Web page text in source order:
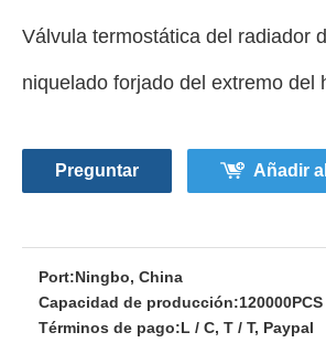
Válvula termostática del radiador
niquelado forjado del extremo del
Preguntar Añadir
Port:Ningbo, China
Capacidad de producción:
Términos de pago:L / C, T / T, Paypal